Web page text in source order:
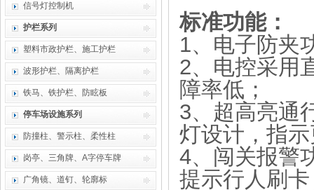
信号灯控制机
护栏系列
塑料市政护栏、施工护栏
波形护栏、隔离护栏
铁马、铁护栏、防眩板
停车场设施系列
防撞柱、警示柱、柔性柱
岗亭、三角牌、A字停车牌
广角镜、道钉、轮廓标
标准功能：
1、电子防夹
2、电控采用
障率低；
3、超高亮通
灯设计，指
4、闯关报警
提示行人刷